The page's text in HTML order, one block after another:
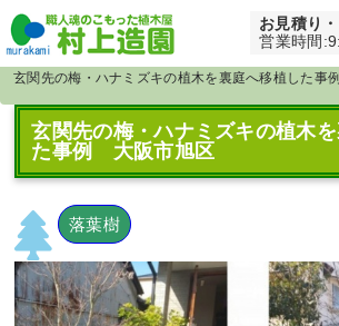
お見積り
営業時間
Home > 大阪府 >
玄関先の梅・ハナミズキの植木を裏庭へ移植した事
玄関先の梅・ハナミズキの植木
た事例 大阪市旭区
落葉樹